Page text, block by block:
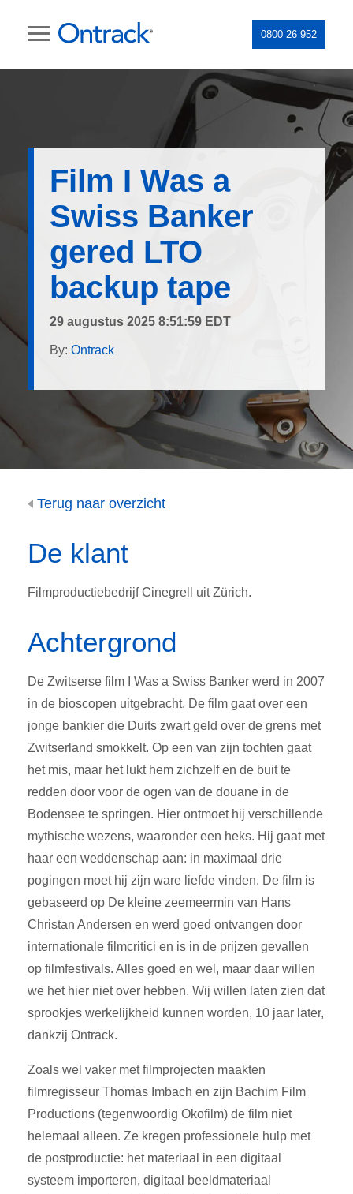
0800 26 952
Film I Was a
Swiss Banker
gered LTO
backup tape
29 augustus 2025 8:51:59 EDT
By: Ontrack
Terug naar overzicht
De klant
Filmproductiebedrijf Cinegrell uit Zürich.
Achtergrond
De Zwitserse film I Was a Swiss Banker werd in 2007
in de bioscopen uitgebracht. De film gaat over een
jonge bankier die Duits zwart geld over de grens met
Zwitserland smokkelt. Op een van zijn tochten gaat
het mis, maar het lukt hem zichzelf en de buit te
redden door voor de ogen van de douane in de
Bodensee te springen. Hier ontmoet hij verschillende
mythische wezens, waaronder een heks. Hij gaat met
haar een weddenschap aan: in maximaal drie
pogingen moet hij zijn ware liefde vinden. De film is
gebaseerd op De kleine zeemeermin van Hans
Christan Andersen en werd goed ontvangen door
internationale filmcritici en is in de prijzen gevallen
op filmfestivals. Alles goed en wel, maar daar willen
we het hier niet over hebben. Wij willen laten zien dat
sprookjes werkelijkheid kunnen worden, 10 jaar later,
dankzij Ontrack.
Zoals wel vaker met filmprojecten maakten
filmregisseur Thomas Imbach en zijn Bachim Film
Productions (tegenwoordig Okofilm) de film niet
helemaal alleen. Ze kregen professionele hulp met
de postproductie: het materiaal in een digitaal
systeem importeren, digitaal beeldmateriaal